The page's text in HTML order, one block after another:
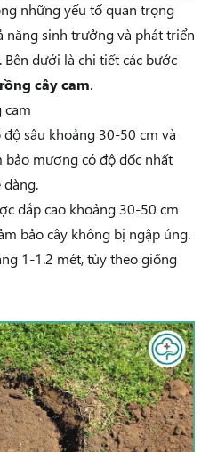
những yếu tố quan trọng
năng sinh trưởng và phát triển
dưới là chi tiết các bước
cây cam.
sâu khoảng 30-50 cm và
mương có độ dốc nhất
đắp cao khoảng 30-50 cm
bảo cây không bị ngập úng.
1-1.2 mét, tùy theo giống